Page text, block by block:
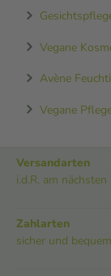
Vegane
Avène
Vegane
Versandarten
i.d.R. am
Zahlarten
sicher und bequem